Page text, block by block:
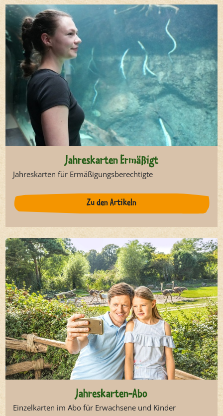
Jahreskarten Ermäßigt
Jahreskarten für Ermäßigungsberechtigte
Zu den Artikeln
Jahreskarten-Abo
Einzelkarten im Abo für Erwachsene und Kinder